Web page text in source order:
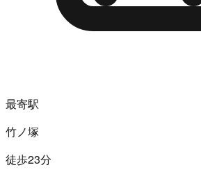
最寄駅
竹ノ塚
徒歩23分